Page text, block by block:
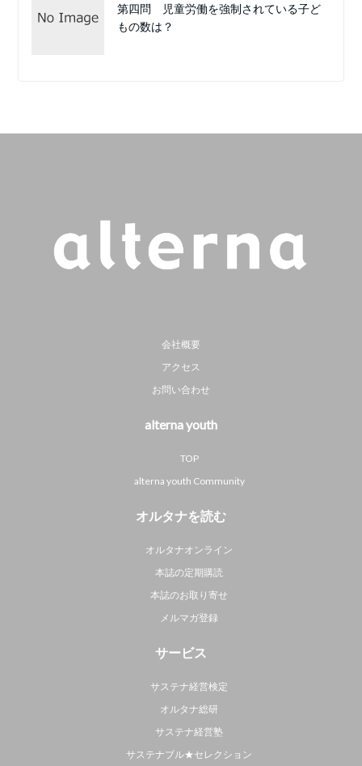
第四問 児童労働を強制されている子ど
もの数は？
会社概要
アクセス
お問い合わせ
alterna youth
TOP
alterna youth Community
オルタナを読む
オルタナオンライン
本誌の定期購読
本誌のお取り寄せ
メルマガ登録
サービス
サステナ経営検定
オルタナ総研
サステナ経営塾
サステナブル★セレクション